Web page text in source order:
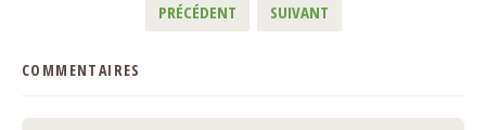
PRÉCÉDENT SUIVANT
COMMENTAIRES